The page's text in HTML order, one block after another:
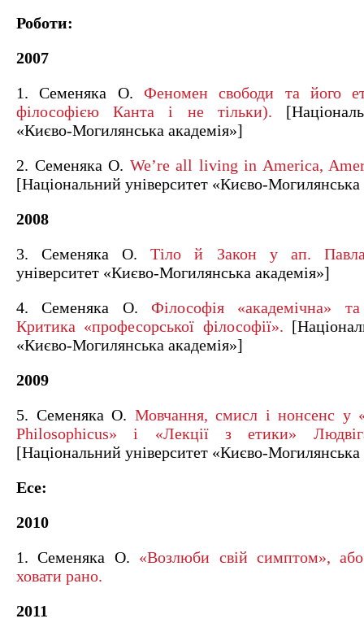
Роботи:
2007
1. Семеняка О. Феномен свободи та його
філософією Канта і не тільки).
«Києво-Могилянська академія»]
2. Семеняка О. We’re all living in America,
[Національний університет «Києво-Могилянська
2008
3. Семеняка О.Тіло й Закон у ап.
університет «Києво-Могилянська академія»]
4. Семеняка О. Філософія «академічна»
Критика «професорської філософії».
«Києво-Могилянська академія»]
2009
5. Семеняка О. Мовчання, смисл і нонсенс у
Philosophicus» і «Лекції з етики»
[Національний університет «Києво-Могилянська
Есе:
2010
1. Семеняка О. «Возлюби свій симптом»,
ховати рано.
2011